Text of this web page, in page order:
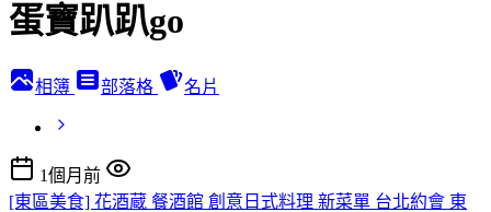
蛋寶趴趴go
相簿 部落格 名片
1個月前
[東區美食] 花酒蔵 餐酒館 創意日式料理 新菜單 台北約會 東